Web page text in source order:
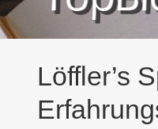
Löffler’s